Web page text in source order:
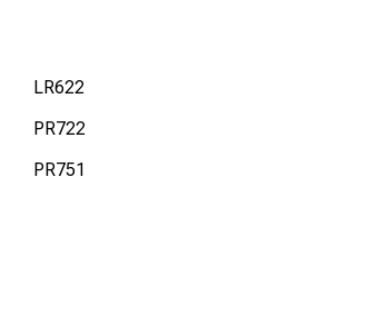
LR622
PR722
PR751